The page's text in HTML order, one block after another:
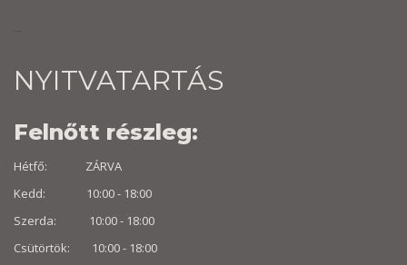
NYITVATARTÁS
Felnőtt részleg:
Hétfő: ZÁRVA
Kedd: 10:00 - 18:00
Szerda: 10:00 - 18:00
Csütörtök: 10:00 - 18:00